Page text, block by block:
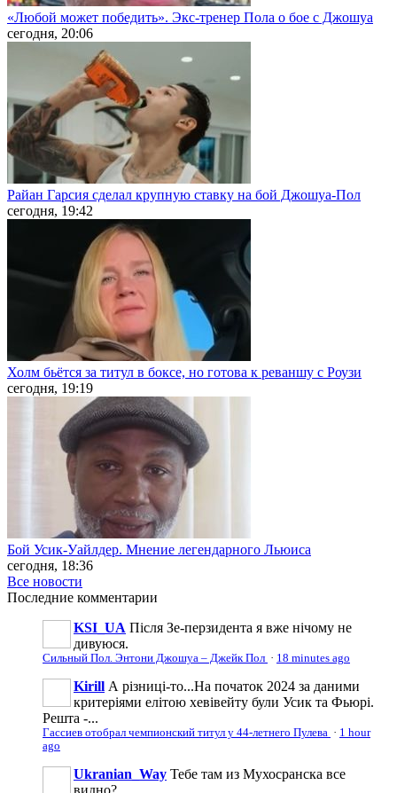
«Любой может победить». Экс-тренер Пола о бое с Джошуа
сегодня, 20:06
Райан Гарсия сделал крупную ставку на бой Джошуа-Пол
сегодня, 19:42
Холм бьётся за титул в боксе, но готова к реваншу с Роузи
сегодня, 19:19
Бой Усик-Уайлдер. Мнение легендарного Льюиса
сегодня, 18:36
Все новости
Последние комментарии
KSI_UA Після Зе-перзидента я вже нічому не
дивуюся.
Сильный Пол. Энтони Джошуа – Джейк Пол · 18 minutes ago
Kirill А різниці-то...На початок 2024 за даними
критеріями елітою хевівейту були Усик та Фьюрі.
Решта -...
Гассиев отобрал чемпионский титул у 44-летнего Пулева · 1 hour
ago
Ukranian_Way Тебе там из Мухосранска все
видно?